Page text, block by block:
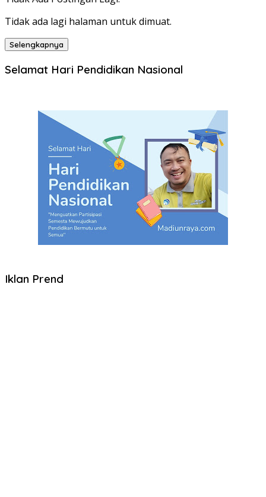
Tidak ada lagi halaman untuk dimuat.
Selengkapnya
Selamat Hari Pendidikan Nasional
Iklan Prend